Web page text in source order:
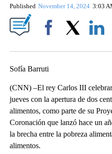
Published November 14, 2024 3:03
Sofía Barruti
(CNN) –El rey Carlos III
jueves con la apertura de dos
alimentos, como parte de su
Coronación que lanzó hace un
la brecha entre la pobreza
alimentos.